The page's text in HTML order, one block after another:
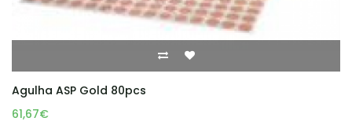
Agulha ASP Gold 80pcs
61,67€